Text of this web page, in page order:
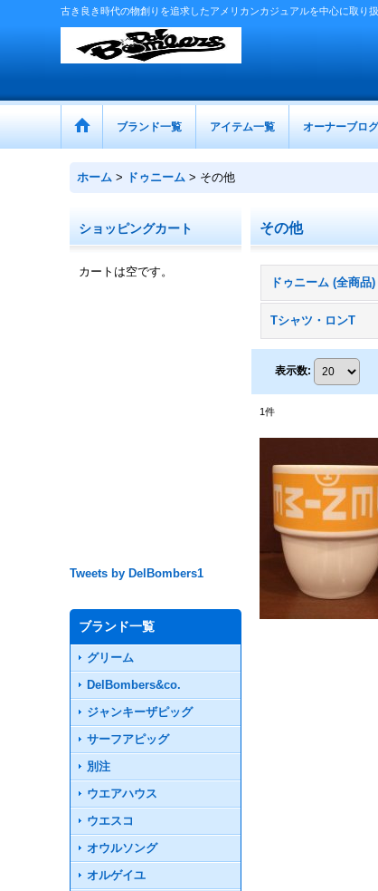
古き良き時代の物創りを追求したアメリカンカジュアルを中心に取り
ブランド一覧 アイテム一覧 オーナーブロ
ホーム > ドゥニーム > その他
ショッピングカート
カートは空です。
Tweets by DelBombers1
ブランド一覧
グリーム
DelBombers&co.
ジャンキーザピッグ
サーフアピッグ
別注
ウエアハウス
ウエスコ
オウルソング
オルゲイユ
その他
ドゥニーム (全商品)
Tシャツ・ロンT
表示数:
1件